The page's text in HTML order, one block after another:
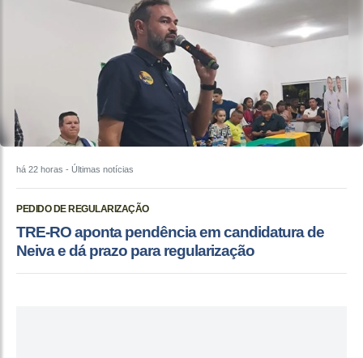
há 22 horas - Últimas notícias
PEDIDO DE REGULARIZAÇÃO
TRE-RO aponta pendência em candidatura de
Neiva e dá prazo para regularização